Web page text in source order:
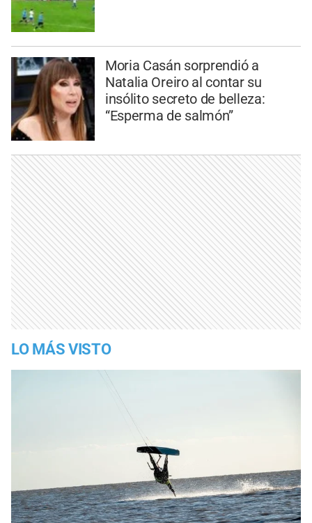
Moria Casán sorprendió a
Natalia Oreiro al contar su
insólito secreto de belleza:
“Esperma de salmón”
LO MÁS VISTO